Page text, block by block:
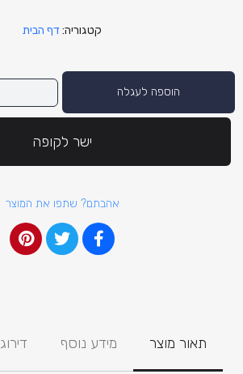
קטגוריה דף הבית
הוספה לעגלה
ישר לקופה
אהבתם? שתפו את המוצר
תאור מוצר מידע נוסף דירוג